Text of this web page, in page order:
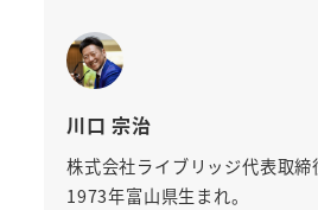
川口 宗治
株式会社ライブリッジ代表取締
1973年富山県生まれ。